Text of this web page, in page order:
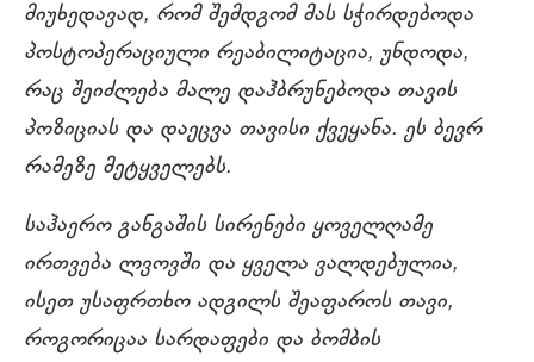
მიუხედავად, რომ შემდგომ მას სჭირდებოდა
პოსტოპერაციული რეაბილიტაცია, უნდოდა,
რაც შეიძლება მალე დაჰბრუნებოდა თავის
პოზიციას და დაეცვა თავისი ქვეყანა. ეს ბევრ
რამეზე მეტყველებს.
საჰაერო განგაშის სირენები ყოველღამე
ირთვება ლვოვში და ყველა ვალდებულია,
ისეთ უსაფრთხო ადგილს შეაფაროს თავი,
როგორიცაა სარდაფები და ბომბის